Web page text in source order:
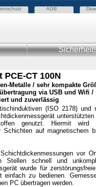
AGB
CT 100N
Metalle / sehr kompakte
via USB und Wifi /
und zuverlässig
(ISO 2178) und
unterstützten
genutzt. Hiermit wird
Schichten auf magnetischem
vor
Stellen schnell und
wurde für
zu bedienen.
PC übertragen werden.